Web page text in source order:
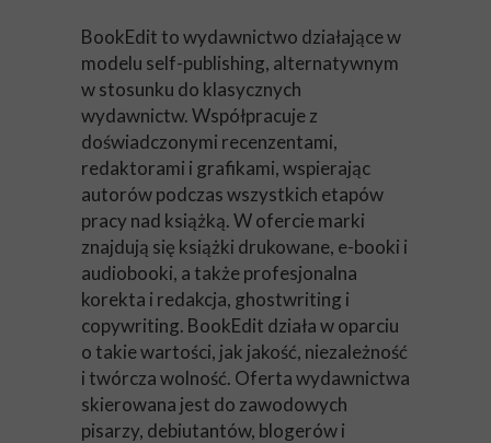
BookEdit to wydawnictwo działające w
modelu self-publishing, alternatywnym
w stosunku do klasycznych
wydawnictw. Współpracuje z
doświadczonymi recenzentami,
redaktorami i grafikami, wspierając
autorów podczas wszystkich etapów
pracy nad książką. W ofercie marki
znajdują się książki drukowane, e-booki i
audiobooki, a także profesjonalna
korekta i redakcja, ghostwriting i
copywriting. BookEdit działa w oparciu
o takie wartości, jak jakość, niezależność
i twórcza wolność. Oferta wydawnictwa
skierowana jest do zawodowych
pisarzy, debiutantów, blogerów i